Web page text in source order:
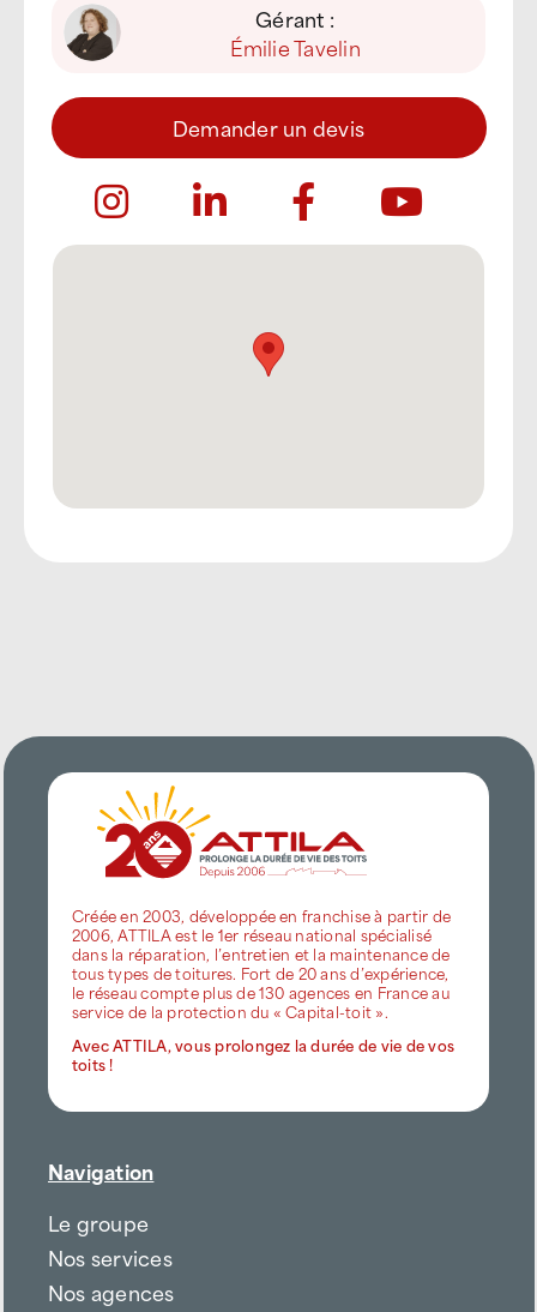
Gérant :
Émilie Tavelin
Demander un devis
Créée en 2003, développée en franchise à partir de
2006, ATTILA est le 1er réseau national spécialisé
dans la réparation, l’entretien et la maintenance de
tous types de toitures. Fort de 20 ans d’expérience,
le réseau compte plus de 130 agences en France au
service de la protection du « Capital-toit ».
Avec ATTILA, vous prolongez la durée de vie de vos
toits !
Navigation
Le groupe
Nos services
Nos agences